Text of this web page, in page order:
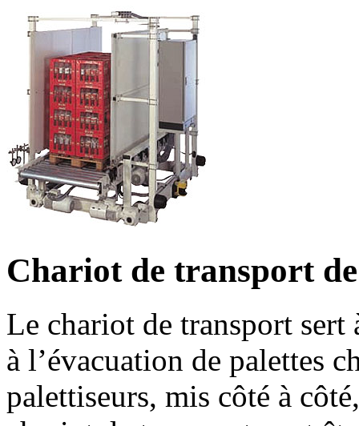
Chariot de transport
Le chariot de transport
à l’évacuation de palettes
palettiseurs, mis côté à